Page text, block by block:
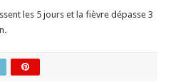
les 5 jours et la fièvre dépasse 3